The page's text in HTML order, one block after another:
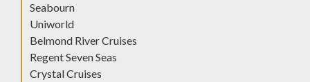
Seabourn
Uniworld
Belmond River Cruises
Regent Seven Seas
Crystal Cruises